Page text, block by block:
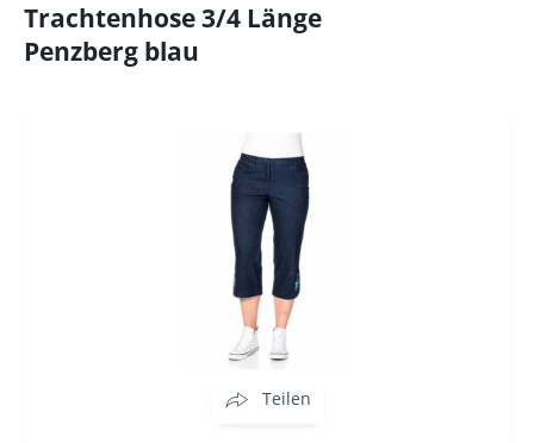
Trachtenhose 3/4 Länge
Penzberg blau
Teilen